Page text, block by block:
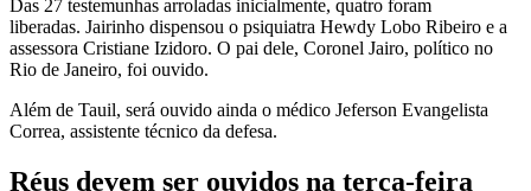
Das 27 testemunhas arroladas inicialmente, quatro foram
liberadas. Jairinho dispensou o psiquiatra Hewdy Lobo Ribeiro e a
assessora Cristiane Izidoro. O pai dele, Coronel Jairo, político no
Rio de Janeiro, foi ouvido.
Além de Tauil, será ouvido ainda o médico Jeferson Evangelista
Correa, assistente técnico da defesa.
Réus devem ser ouvidos na terça-feira